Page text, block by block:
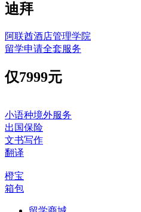
迪拜
阿联酋酒店管理学院
留学申请全套服务
仅7999元
小语种境外服务
出国保险
文书写作
翻译
橙宝
箱包